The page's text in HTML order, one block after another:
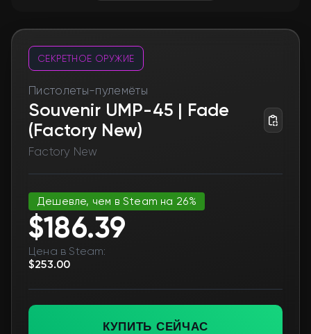
СЕКРЕТНОЕ ОРУЖИЕ
Пистолеты-пулемёты
Souvenir UMP-45 | Fade
(Factory New)
Factory New
Дешевле, чем в Steam на 26%
$186.39
Цена в Steam:
$253.00
КУПИТЬ СЕЙЧАС